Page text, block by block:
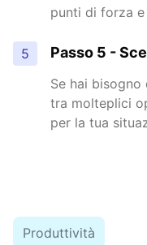
punti di forza
5 Passo 5 -
Se hai
tra molteplici
per la tua
Produttività